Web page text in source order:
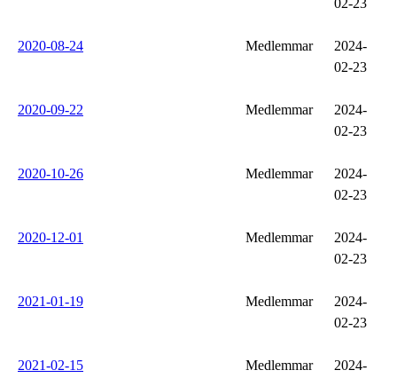
02-23
2020-08-24 Medlemmar
2024-
02-23
2020-09-22 Medlemmar
2024-
02-23
2020-10-26 Medlemmar
2024-
02-23
2020-12-01 Medlemmar
2024-
02-23
2021-01-19 Medlemmar
2024-
02-23
2021-02-15 Medlemmar
2024-